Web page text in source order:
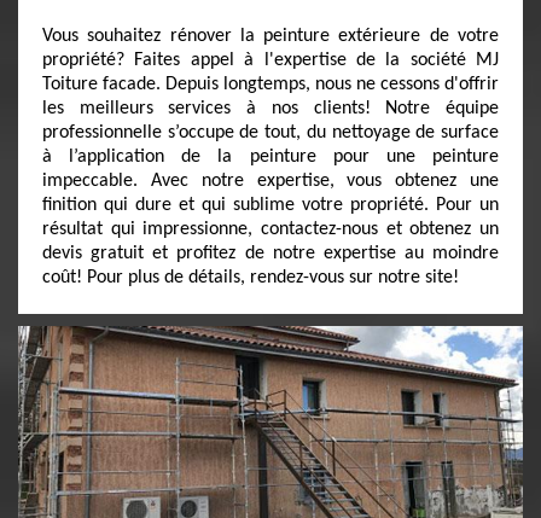
Vous souhaitez rénover la peinture extérieure de votre
propriété? Faites appel à l'expertise de la société MJ
Toiture facade. Depuis longtemps, nous ne cessons d'offrir
les meilleurs services à nos clients! Notre équipe
professionnelle s’occupe de tout, du nettoyage de surface
à l’application de la peinture pour une peinture
impeccable. Avec notre expertise, vous obtenez une
finition qui dure et qui sublime votre propriété. Pour un
résultat qui impressionne, contactez-nous et obtenez un
devis gratuit et profitez de notre expertise au moindre
coût! Pour plus de détails, rendez-vous sur notre site!